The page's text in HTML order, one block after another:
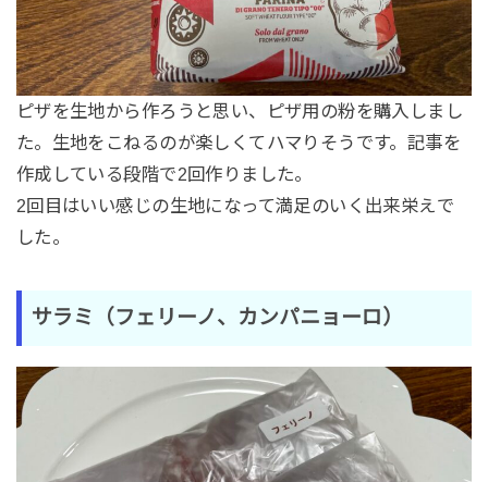
ピザを生地から作ろうと思い、ピザ用の粉を購入しまし
た。生地をこねるのが楽しくてハマりそうです。記事を
作成している段階で2回作りました。
2回目はいい感じの生地になって満足のいく出来栄えで
した。
サラミ（フェリーノ、カンパニョーロ）